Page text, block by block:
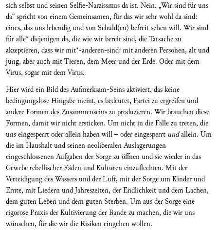
sich selbst und seinen Selfie-Narzissmus da ist. Nein. „Wir sind für uns
da“ spricht von einem Gemeinsamen, für das wir sehr wohl da sind:
eines, das uns lebendig und von Schuld(en) befreit sehen will. Wir sind
für alle* diejenigen da, die wie wir bereit sind, die Tatsache zu
akzeptieren, dass wir mit*-anderen-sind: mit anderen Personen, alt und
jung, aber auch mit Tieren, dem Meer und der Erde. Oder mit dem
Virus, sogar mit dem Virus.
Hier wird ein Bild des Aufmerksam-Seins aktiviert, das keine
bedingungslose Hingabe meint, es bedeutet, Partei zu ergreifen und
andere Formen des Zusammenseins zu produzieren. Wir brauchen diese
Formen, damit wir nicht ersticken. Um nicht in die Falle zu treten, die
uns eingesperrt oder allein haben will – oder eingesperrt undallein. Um
die im Haushalt und seinen neoliberalen Auslagerungen
eingeschlossenen Aufgaben der Sorge zu öffnen und sie wieder in das
Gewebe rebellischer Fäden und Kulturen einzuflechten. Mit der
Verteidigung des Wassers und der Luft, mit der Sorge um Kinder und
Ernte, mit Liedern und Jahreszeiten, der Endlichkeit und dem Lachen,
dem guten Leben und dem guten Sterben. Um aus der Sorge eine
rigorose Praxis der Kultivierung der Bande zu machen, die wir uns
wünschen, für die wir die Risiken eingehen wollen.